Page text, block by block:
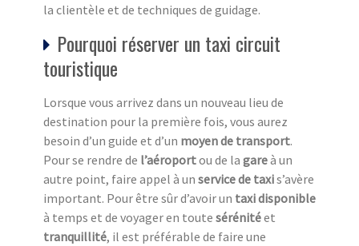
la clientèle et de techniques de guidage.
Pourquoi réserver un taxi circuit
touristique
Lorsque vous arrivez dans un nouveau lieu de
destination pour la première fois, vous aurez
besoin d’un guide et d’un moyen de transport.
Pour se rendre de l’aéroportou de la gareà un
autre point, faire appel à un service de taxis’avère
important. Pour être sûr d’avoir un taxi disponible
à temps et de voyager en toute sérénitéet
tranquillité, il est préférable de faire une